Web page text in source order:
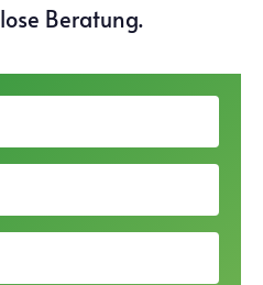
Beratung.